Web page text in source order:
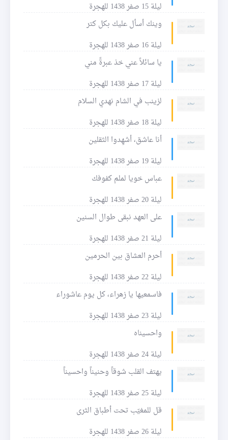
ليلة 15 صفر 1438 للهجرة
وينك أسأل عليك بكل كتر
ليلة 16 صفر 1438 للهجرة
يا سائلاً عني خذ عبرةً مني
ليلة 17 صفر 1438 للهجرة
لزينب في الشام نهدي السلام
ليلة 18 صفر 1438 للهجرة
أنا عاشق، أشهِدوا الثقلين
ليلة 19 صفر 1438 للهجرة
عباس خويا لملم كفوفك
ليلة 20 صفر 1438 للهجرة
على العهد نبقى طوال السنين
ليلة 21 صفر 1438 للهجرة
أحرم العشاق بين الحرمين
ليلة 22 صفر 1438 للهجرة
فاسمعيها يا زهراء، كل يوم عاشوراء
ليلة 23 صفر 1438 للهجرة
واحسيناه
ليلة 24 صفر 1438 للهجرة
يهتف القلب شوقاً وحنيناً واحسيناً
ليلة 25 صفر 1438 للهجرة
قل للمغيّب تحت أطباق الثرى
ليلة 26 صفر 1438 للهجرة